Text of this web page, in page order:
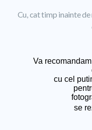
Cu, cat timp inainte
Va
cu cel
se